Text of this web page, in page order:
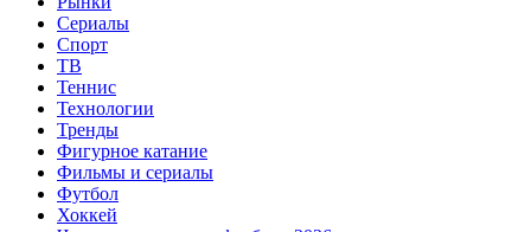
Сериалы
Спорт
ТВ
Теннис
Технологии
Тренды
Фигурное катание
Фильмы и сериалы
Футбол
Хоккей